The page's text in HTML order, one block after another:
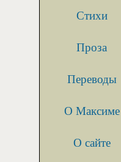
Стихи
Проза
Переводы
О Максиме
О сайте